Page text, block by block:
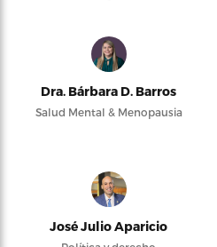
Dra. Bárbara D. Barros
Salud Mental & Menopausia
José Julio Aparicio